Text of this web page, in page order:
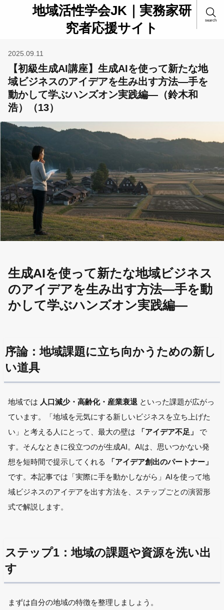
地域活性学会JK｜実務家研
究者応援サイト
search
2025.09.11
【初級生成AI講座】生成AIを使って新たな地
域ビジネスのアイデアを生み出す方法―手を
動かして学ぶハンズオン実践編―（鈴木和
浩）（13）
生成AIを使って新たな地域ビジネス
のアイデアを生み出す方法―手を動
かして学ぶハンズオン実践編―
序論：地域課題に立ち向かうための新し
い道具
地域では 人口減少・高齢化・産業衰退 といった課題が広がっ
ています。
「地域を元気にする新しいビジネスを立ち上げた
い」と考える人にとって、最大の壁は
「アイデア不足」
で
す。 そんなときに役立つのが生成AI。AIは、思いつかない発
想を短時間で提示してくれる
「アイデア創出のパートナー」
です。本記事では「実際に手を動かしながら」AIを使って地
域ビジネスのアイデアを出す方法を、ステップごとの演習形
式で解説します。
ステップ1：地域の課題や資源を洗い出
す
まずは自分の地域の特徴を整理しましょう。